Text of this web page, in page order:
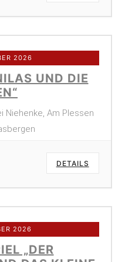
2026
UND DIE
Niehenke, Am Plessen
DETAILS
2026
„DER